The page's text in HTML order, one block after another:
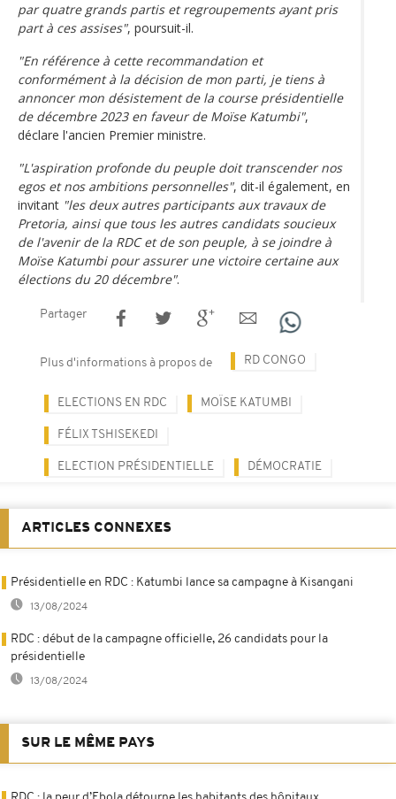
par quatre grands partis et regroupements ayant pris
part à ces assises", poursuit-il.
"En référence à cette recommandation et
conformément à la décision de mon parti, je tiens à
annoncer mon désistement de la course présidentielle
de décembre 2023 en faveur de Moïse Katumbi",
déclare l'ancien Premier ministre.
"L'aspiration profonde du peuple doit transcender nos
egos et nos ambitions personnelles", dit-il également, en
invitant "les deux autres participants aux travaux de
Pretoria, ainsi que tous les autres candidats soucieux
de l'avenir de la RDC et de son peuple, à se joindre à
Moïse Katumbi pour assurer une victoire certaine aux
élections du 20 décembre".
Partager
Plus d'informations à propos de RD CONGO
ELECTIONS EN RDC MOÏSE KATUMBI
FÉLIX TSHISEKEDI
ELECTION PRÉSIDENTIELLE DÉMOCRATIE
ARTICLES CONNEXES
Présidentielle en RDC : Katumbi lance sa campagne à Kisangani
13/08/2024
RDC : début de la campagne officielle, 26 candidats pour la
présidentielle
13/08/2024
SUR LE MÊME PAYS